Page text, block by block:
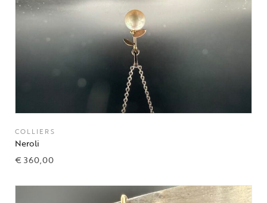
COLLIERS
Neroli
€360,00